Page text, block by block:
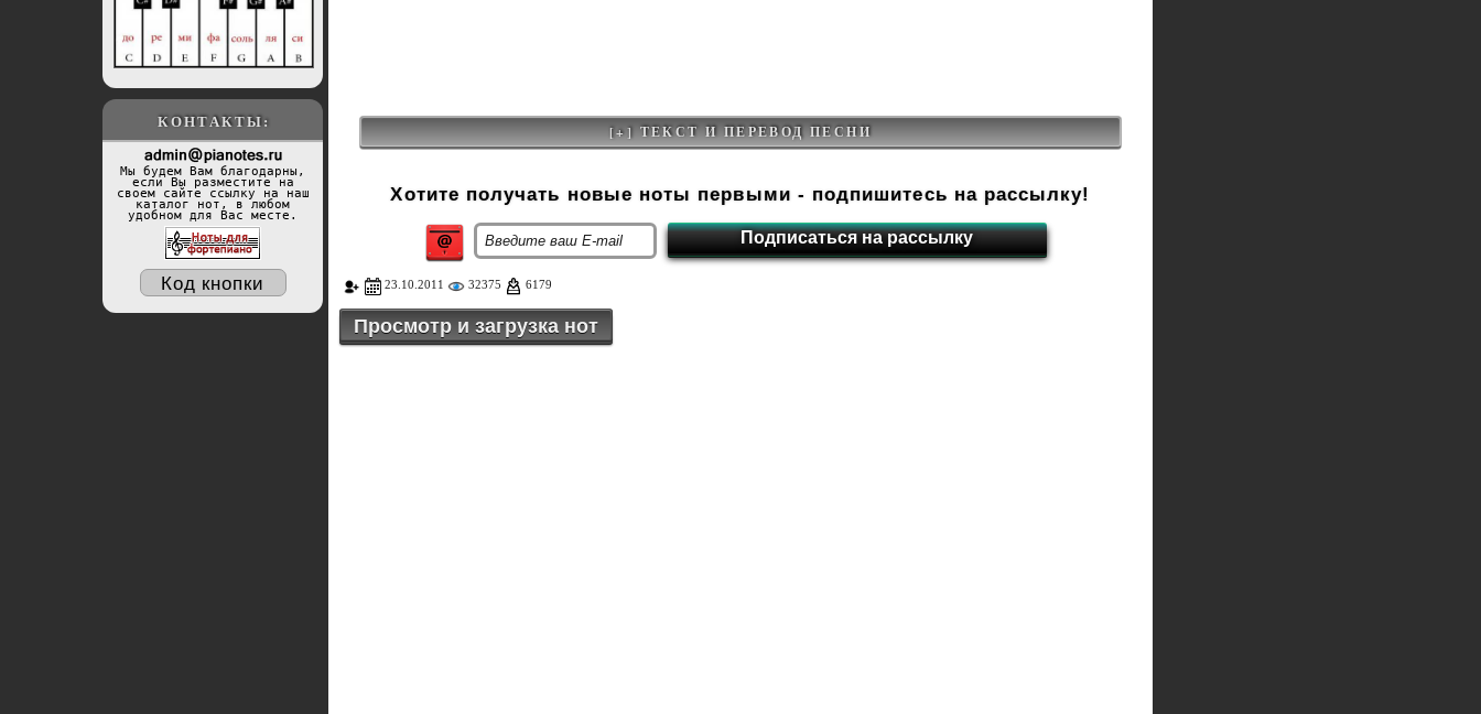
КОНТАКТЫ:
Мы будем Вам благодарны,
если Вы разместите на
своем сайте ссылку на наш
каталог нот, в любом
удобном для Вас месте.
Код кнопки
Хотите получать новые ноты первыми - подпишитесь на рассылку!
23.10.2011 32375 6179
Просмотр и загрузка нот